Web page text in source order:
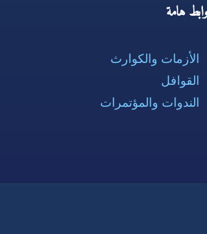
هامة
الأزمات والكوارث
القوافل
الندوات والمؤتمرات